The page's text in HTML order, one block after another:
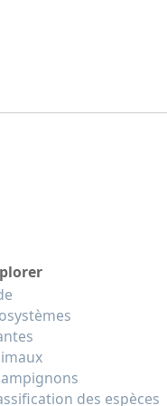
des espèces